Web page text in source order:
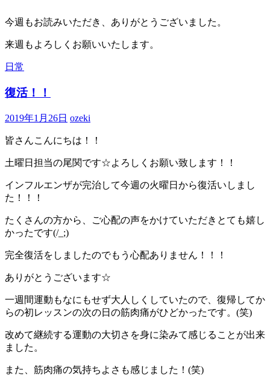
今週もお読みいただき、ありがとうございました。
来週もよろしくお願いいたします。
日常
復活！！
2019年1月26日 ozeki
皆さんこんにちは！！
土曜日担当の尾関です☆よろしくお願い致します！！
インフルエンザが完治して今週の火曜日から復活いしまし
た！！！
たくさんの方から、ご心配の声をかけていただきとても嬉し
かったです(/_;)
完全復活をしましたのでもう心配ありません！！！
ありがとうございます☆
一週間運動もなにもせず大人しくしていたので、復帰してか
らの初レッスンの次の日の筋肉痛がひどかったです。(笑)
改めて継続する運動の大切さを身に染みて感じることが出来
ました。
また、筋肉痛の気持ちよさも感じました！(笑)